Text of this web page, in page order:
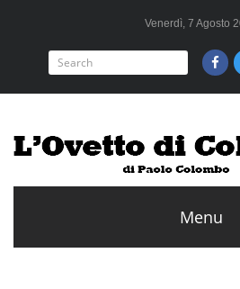
Venerdì, 7 Agosto